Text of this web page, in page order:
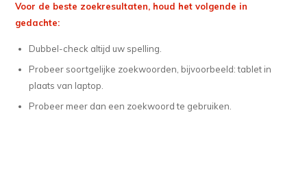
Voor de beste zoekresultaten, houd het volgende in
gedachte:
Dubbel-check altijd uw spelling.
Probeer soortgelijke zoekwoorden, bijvoorbeeld: tablet in
plaats van laptop.
Probeer meer dan een zoekwoord te gebruiken.